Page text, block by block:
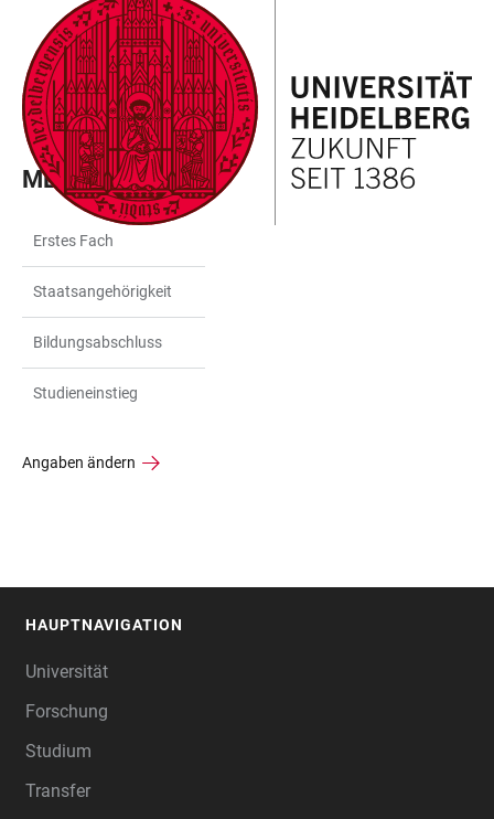
LINKS
ZUR
BARRIEREFREIHEIT
ZUM
HAUPTINHALT
HAUPTNAVIGATION
ÖFFNEN
WEBSEITENSUCHE
ÖFFNEN
MEINE ANGABEN
Erstes Fach
Staatsangehörigkeit
Bildungsabschluss
Studieneinstieg
Angaben ändern
HAUPTNAVIGATION
Universität
Forschung
Studium
Transfer